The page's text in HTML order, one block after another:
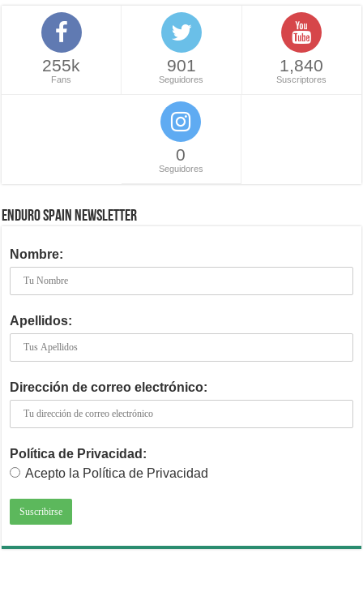
255k
Fans
901
Seguidores
1,840
Suscriptores
0
Seguidores
ENDURO SPAIN NEWSLETTER
Nombre:
Apellidos:
Dirección de correo electrónico:
Política de Privacidad:
Acepto la Política de Privacidad